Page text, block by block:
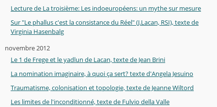
Lecture de La troisième: Les indoeuropéens: un mythe sur mesure
Sur "Le phallus c'est la consistance du Réel" (J.Lacan, RSI), texte de
Virginia Hasenbalg
novembre 2012
Le 1 de Frege et le yadlun de Lacan, texte de Jean Brini
La nomination imaginaire, à quoi ça sert? texte d'Angela Jesuino
Traumatisme, colonisation et topologie, texte de Jeanne Wiltord
Les limites de l'inconditionné, texte de Fulvio della Valle